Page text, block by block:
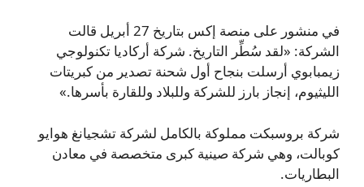
في منشور على منصة إكس بتاريخ 27 أبريل قالت
الشركة: «لقد سُطِّر التاريخ. شركة أركاديا تكنولوجي
زيمبابوي أرسلت بنجاح أول شحنة تصدير من كبريتات
الليثيوم، إنجاز بارز للشركة وللبلاد وللقارة بأسرها.»
شركة بروسبكت مملوكة بالكامل لشركة تشجيانغ هوايو
كوبالت، وهي شركة صينية كبرى متخصصة في معادن
البطاريات.